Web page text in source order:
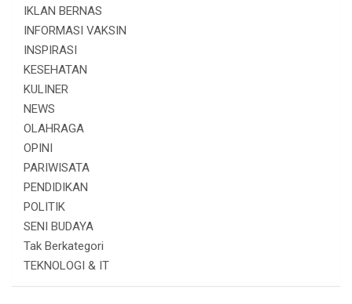
IKLAN BERNAS
INFORMASI VAKSIN
INSPIRASI
KESEHATAN
KULINER
NEWS
OLAHRAGA
OPINI
PARIWISATA
PENDIDIKAN
POLITIK
SENI BUDAYA
Tak Berkategori
TEKNOLOGI & IT